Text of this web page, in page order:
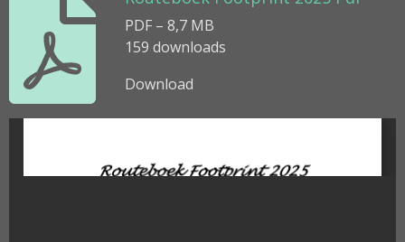
PDF – 8,7 MB
159 downloads
Download